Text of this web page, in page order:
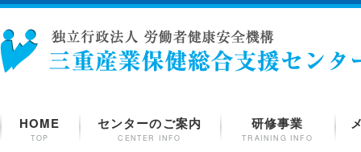
HOME
TOP
センターのご案内
CENTER INFO
研修事業
TRAINING INFO